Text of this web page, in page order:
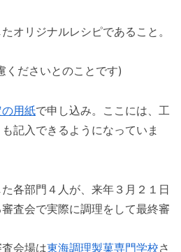
オリジナルレシピであること。
くださいとのことです)
の用紙で申し込み。ここには、工
記入できるようになっていま
各部門４人が、来年３月２１日
審査会で実際に調理をして最終審
査会場は東海調理製菓専門学校さ